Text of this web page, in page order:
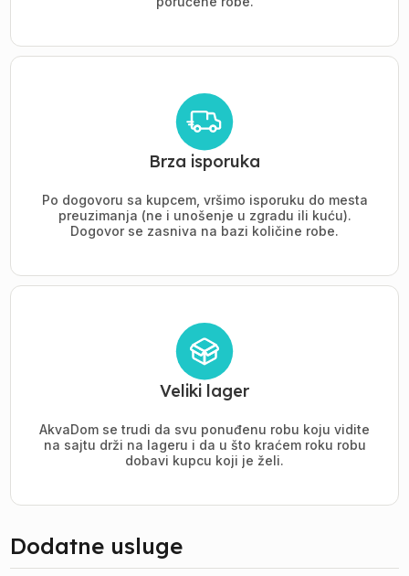
Brza isporuka
Po dogovoru sa kupcem, vršimo isporuku do mesta
preuzimanja (ne i unošenje u zgradu ili kuću).
Dogovor se zasniva na bazi količine robe.
Veliki lager
AkvaDom se trudi da svu ponuđenu robu koju vidite
na sajtu drži na lageru i da u što kraćem roku robu
dobavi kupcu koji je želi.
Dodatne usluge